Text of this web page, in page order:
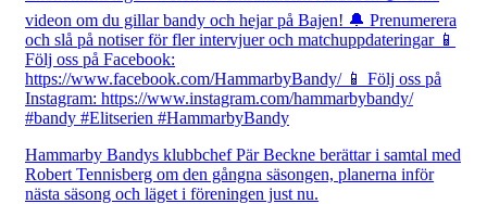
Hammarby Bandys klubbchef Pär Beckne berättar i samtal med
Robert Tennisberg om den gångna säsongen, planerna inför
nästa säsong och läget i föreningen just nu.